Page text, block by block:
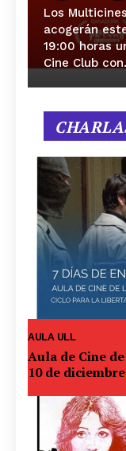
Los
acogerán
19:00 horas
Cine Club
AULA ULL
Aula de Cine
10 de